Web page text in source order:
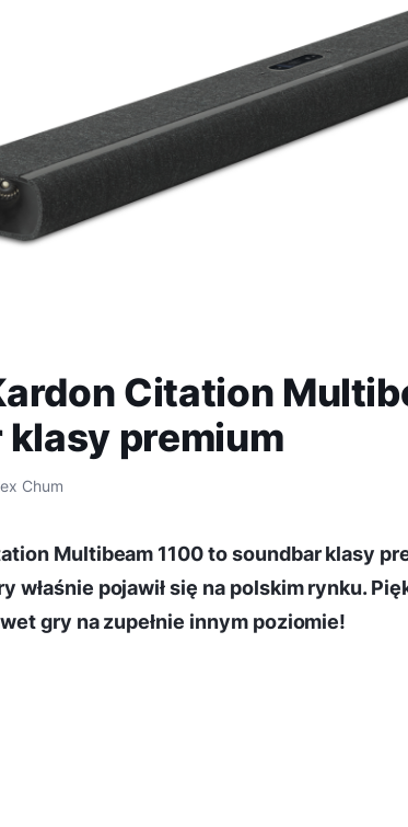
Citation
premium
Chum
Multibeam 1100 to soundbar klasy
właśnie pojawił się na polskim rynku.
gry na zupełnie innym poziomie!